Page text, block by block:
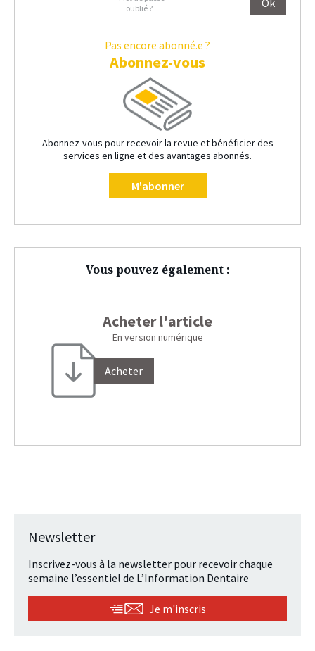
oublié ?
Pas encore abonné.e ?
Abonnez-vous
Abonnez-vous pour recevoir la revue et bénéficier des
services en ligne et des avantages abonnés.
M'abonner
Vous pouvez également :
Acheter l'article
En version numérique
Acheter
Newsletter
Inscrivez-vous à la newsletter pour recevoir chaque
semaine l’essentiel de L’Information Dentaire
Je m'inscris